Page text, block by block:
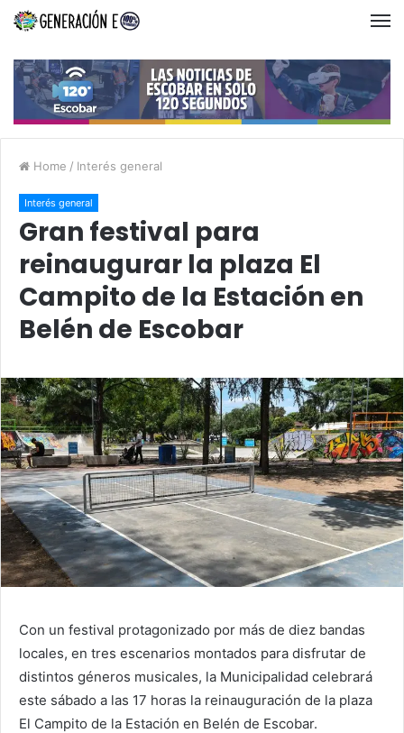
Home / Interés general
Interés general
Gran festival para
reinaugurar la plaza El
Campito de la Estación en
Belén de Escobar
Con un festival protagonizado por más de diez bandas
locales, en tres escenarios montados para disfrutar de
distintos géneros musicales, la Municipalidad celebrará
este sábado a las 17 horas la reinauguración de la plaza
El Campito de la Estación en Belén de Escobar.